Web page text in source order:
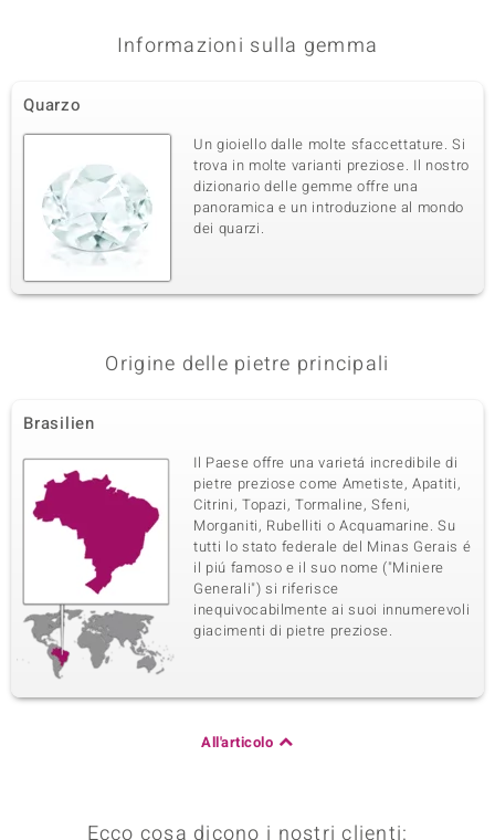
Informazioni sulla gemma
Quarzo
Un gioiello dalle molte sfaccettature. Si
trova in molte varianti preziose. Il nostro
dizionario delle gemme offre una
panoramica e un introduzione al mondo
dei quarzi.
Origine delle pietre principali
Brasilien
Il Paese offre una varietá incredibile di
pietre preziose come Ametiste, Apatiti,
Citrini, Topazi, Tormaline, Sfeni,
Morganiti, Rubelliti o Acquamarine. Su
tutti lo stato federale del Minas Gerais é
il piú famoso e il suo nome ("Miniere
Generali") si riferisce
inequivocabilmente ai suoi innumerevoli
giacimenti di pietre preziose.
All'articolo
Ecco cosa dicono i nostri clienti: